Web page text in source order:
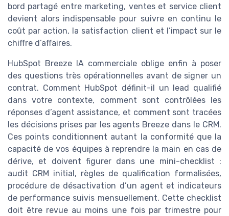
bord partagé entre marketing, ventes et service client
devient alors indispensable pour suivre en continu le
coût par action, la satisfaction client et l’impact sur le
chiffre d’affaires.
HubSpot Breeze IA commerciale oblige enfin à poser
des questions très opérationnelles avant de signer un
contrat. Comment HubSpot définit-il un lead qualifié
dans votre contexte, comment sont contrôlées les
réponses d’agent assistance, et comment sont tracées
les décisions prises par les agents Breeze dans le CRM.
Ces points conditionnent autant la conformité que la
capacité de vos équipes à reprendre la main en cas de
dérive, et doivent figurer dans une mini-checklist :
audit CRM initial, règles de qualification formalisées,
procédure de désactivation d’un agent et indicateurs
de performance suivis mensuellement. Cette checklist
doit être revue au moins une fois par trimestre pour